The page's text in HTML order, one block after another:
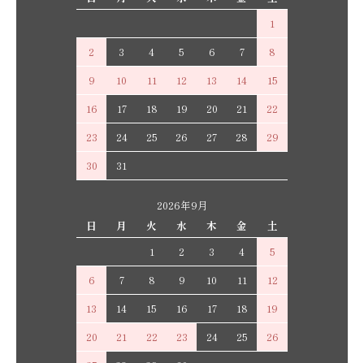
1
2
3 4 5 6 7
8
9
10 11 12 13 14
15
16
17 18 19 20 21
22
23
24 25 26 27 28
29
30
31
2026年9月
日
月 火 水 木 金
土
1
2 3 4
5
6
7 8 9 10 11
12
13
14 15 16 17 18
19
20
21 22 23 24 25
26